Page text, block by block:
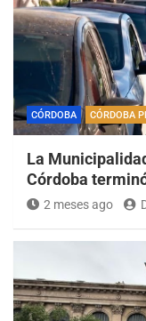
CÓRDOBA CÓRDOBA
La
Córdoba
2 meses ago